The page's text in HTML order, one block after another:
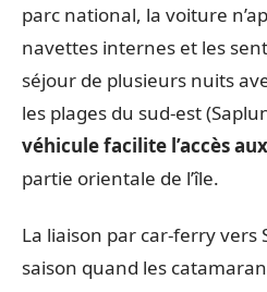
parc national, la voiture
navettes internes et les
séjour de plusieurs nuits
les plages du sud-est
véhicule facilite l’accès
partie orientale de l’île.
La liaison par car-ferry
saison quand les